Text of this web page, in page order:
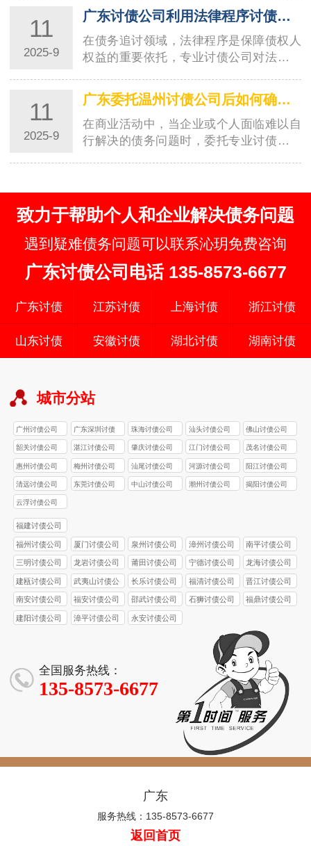
区，温州…
11
2025-9
广东讨债公司利用法律程序讨债的技巧与要点
在债务追讨领域，法律程序是保障债权人
权益的重要依托，专业讨债公司对法律工
规性。温…
11
2025-9
广东委托温州讨债公司后如何确保他们积极履行职责？
在商业活动中，当企业或个人面临难以自
行解决的债务问题时，委托专业讨债公司
致力于帮助个人和企业解决债务问题
遇到疑难债务问题可以联系沁玥免费咨询
广东讨债公司电话 135-8573-6677
广东讨债 江苏讨债 上海讨债 浙江讨债
山东讨债 安徽讨债 湖北讨债 湖南讨债
城市分站
广州讨债公司
广东深圳讨债
公司
珠海讨债公司 汕头讨债公司 佛山讨债公司
韶关讨债公司 湛江讨债公司 肇庆讨债公司 江门讨债公司 茂名讨债公司
惠州讨债公司 梅州讨债公司 汕尾讨债公司 河源讨债公司 阳江讨债公司
清远讨债公司 东莞讨债公司 中山讨债公司 潮州讨债公司 揭阳讨债公司
云浮讨债公司
福建讨债公司
福州讨债公司 厦门讨债公司 泉州讨债公司 漳州讨债公司 南平讨债公司
三明讨债公司 龙岩讨债公司 莆田讨债公司 宁德讨债公司 龙海讨债公司
建瓯讨债公司
武夷山讨债公
司
长乐讨债公司 福清讨债公司 晋江讨债公司
南安讨债公司 福安讨债公司 邵武讨债公司 石狮讨债公司 福鼎讨债公司
建阳讨债公司 漳平讨债公司 永安讨债公司
全国服务热线：
135-8573-6677
广东
服务热线：135-8573-6677
返回首页